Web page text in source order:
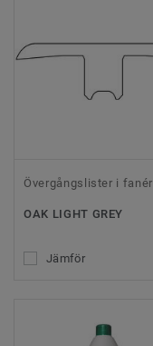
Övergångslister i fanér
OAK LIGHT GREY
Jämför